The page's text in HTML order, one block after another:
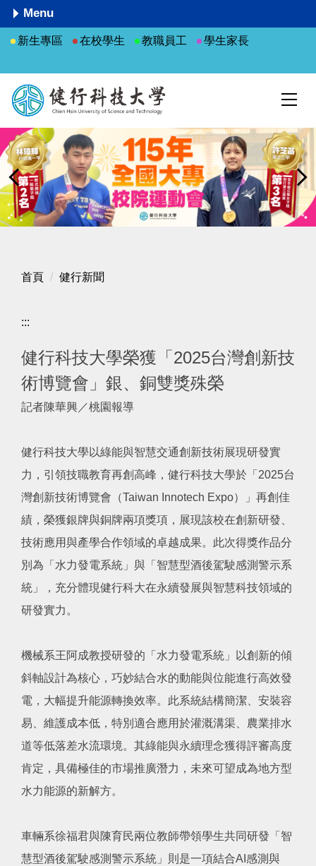
跳
到
主
容
區
Menu
新生專區 在校學生 教職員工 學生家長
首頁 健行新聞
:::
健行科技大學榮獲「2025台灣創新技
術博覽會」銀、銅雙獎殊榮
記者陳華興／桃園報導
健行科技大學以綠能與智慧交通創新技術展現研發實
力，引領技職教育再創高峰，健行科技大學於「2025台
灣創新技術博覽會（Taiwan Innotech Expo）」再創佳
績，榮獲銀牌與銅牌兩項獎項，展現該校在創新研發、
技術應用與產學合作領域的卓越成果。此次得獎作品分
別為「水力發電系統」與「智慧型酒後駕駛感測警示系
統」，充分體現健行科大在永續發展與智慧科技領域的
研發實力。
機械系王阿成教授研發的「水力發電系統」以創新的傾
斜軸設計為核心，巧妙結合水的動能與位能進行高效發
電，大幅提升能源轉換效率。此系統結構簡潔、安裝容
易、維護成本低，特別適合應用於灌溉溝渠、農業排水
道等低落差水流環境。其綠能與永續理念獲得評審高度
肯定，具備極佳的市場推廣潛力，未來可望成為地方型
水力能源的新解方。
車輛系徐福君與陳育民兩位教師帶領學生共同研發「智
慧型酒後駕駛感測警示系統」則是一項結合AI感測與